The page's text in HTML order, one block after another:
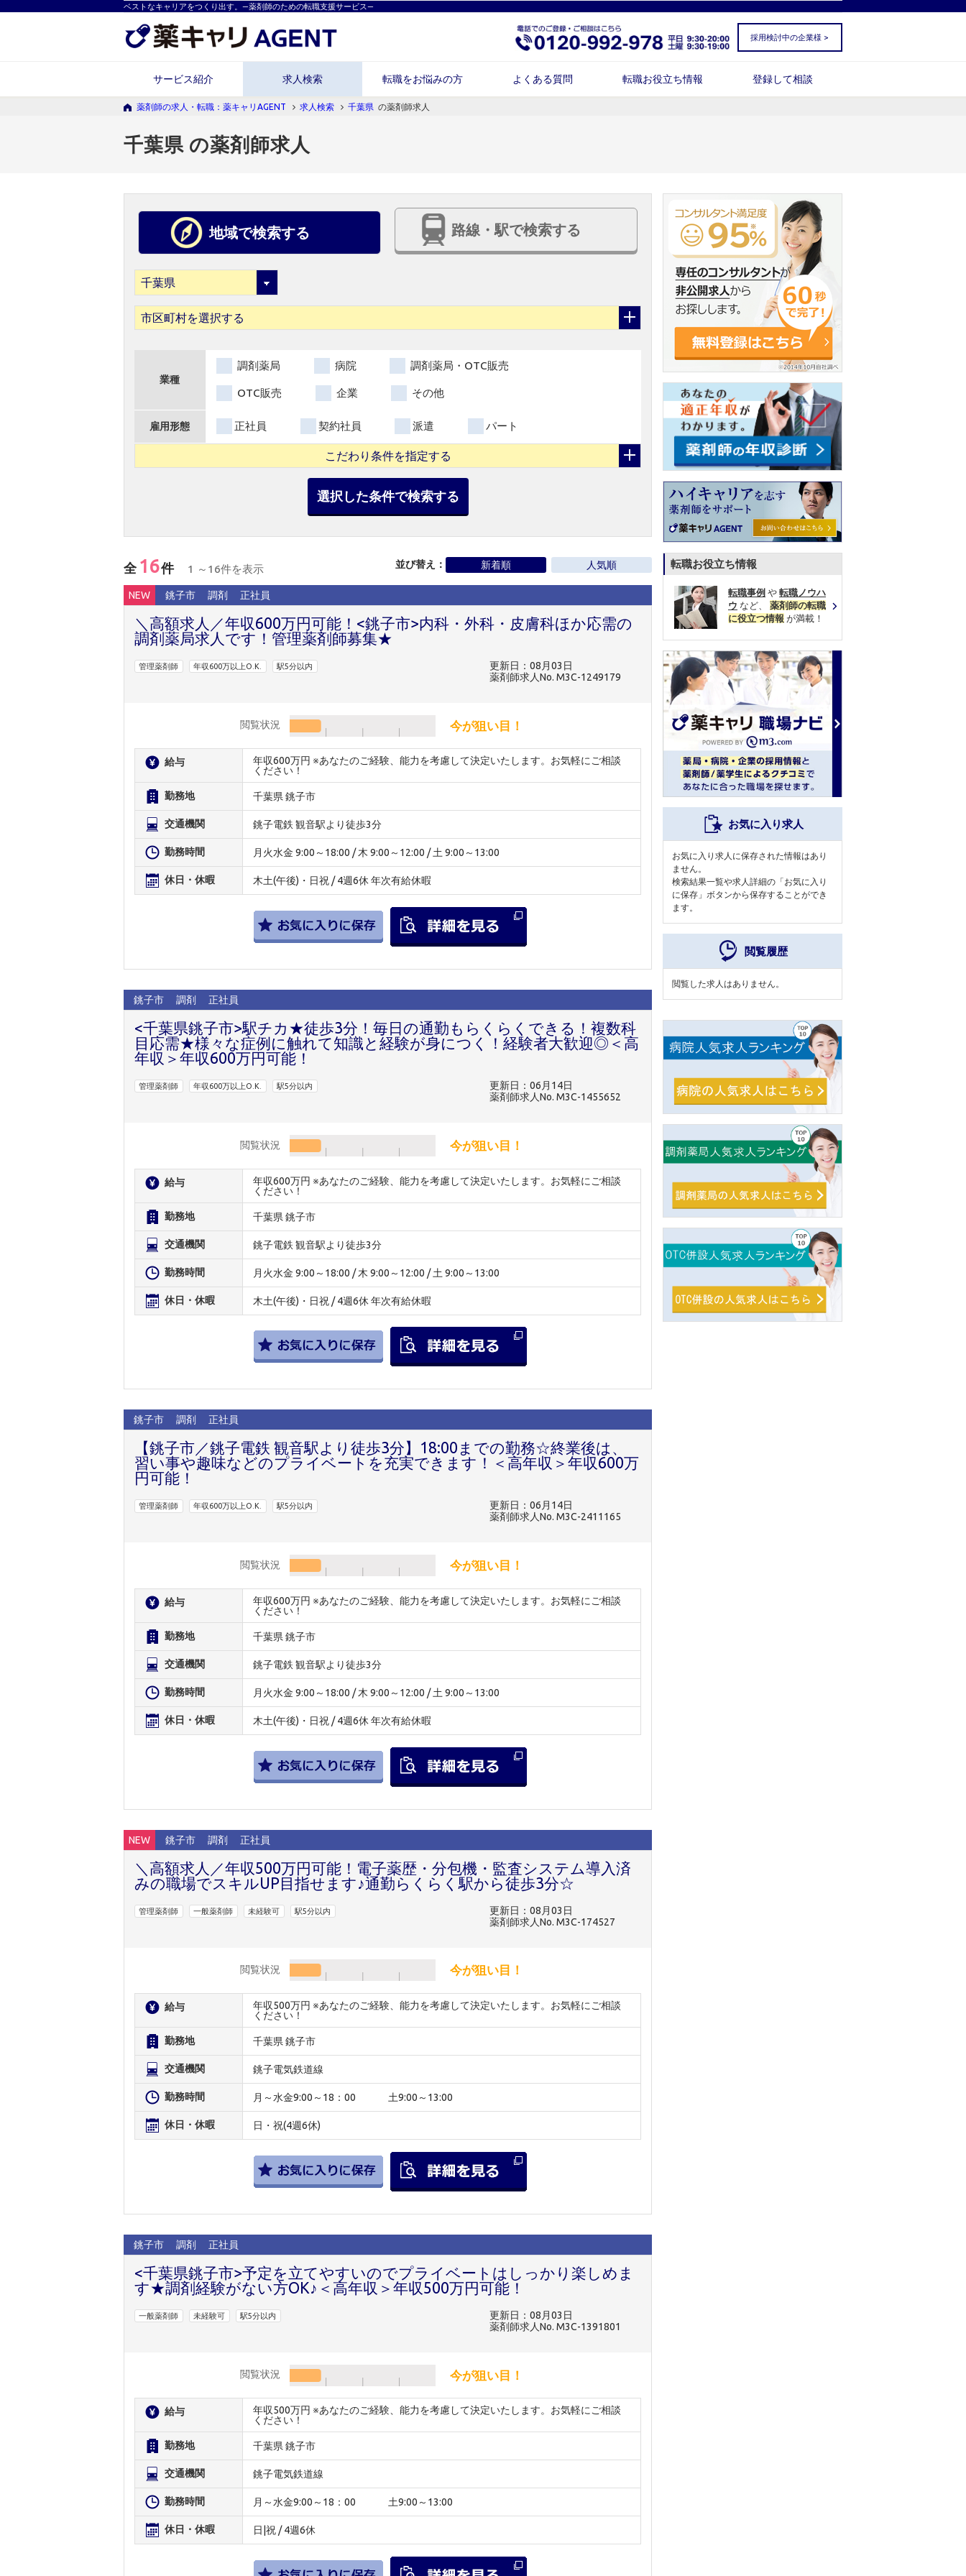
ベストなキャリアをつくり出す。―薬剤師のための転職支援サービス―
採用検討中の企業様 >
サービス紹介 求人検索 転職をお悩みの方 よくある質問 転職お役立ち情報 登録して相談
薬剤師の求人・転職：薬キャリAGENT 求人検索 千葉県 の薬剤師求人
千葉県 の薬剤師求人
地域で検索する 路線・駅で検索する
市区町村を選択する
業種
調剤薬局 病院 調剤薬局・OTC販売
OTC販売 企業 その他
雇用形態 正社員 契約社員 派遣 パート
こだわり条件を指定する
選択した条件で検索する
全 16件 1 ～16件を表示 並び替え： 新着順 人気順
NEW 銚子市 調剤 正社員
＼高額求人／年収600万円可能！<銚子市>内科・外科・皮膚科ほか応需の
調剤薬局求人です！管理薬剤師募集★
管理薬剤師 年収600万以上O.K. 駅5分以内
更新日：08月03日
薬剤師求人No. M3C-1249179
閲覧状況 今が狙い目！
給与
年収600万円 ※あなたのご経験、能力を考慮して決定いたします。お気軽にご相談
ください！
勤務地 千葉県 銚子市
交通機関 銚子電鉄 観音駅より徒歩3分
勤務時間 月火水金 9:00～18:00 / 木 9:00～12:00 / 土 9:00～13:00
休日・休暇 木土(午後)・日祝 / 4週6休 年次有給休暇
銚子市 調剤 正社員
<千葉県銚子市>駅チカ★徒歩3分！毎日の通勤もらくらくできる！複数科
目応需★様々な症例に触れて知識と経験が身につく！経験者大歓迎◎＜高
年収＞年収600万円可能！
管理薬剤師 年収600万以上O.K. 駅5分以内
更新日：06月14日
薬剤師求人No. M3C-1455652
閲覧状況 今が狙い目！
給与
年収600万円 ※あなたのご経験、能力を考慮して決定いたします。お気軽にご相談
ください！
勤務地 千葉県 銚子市
交通機関 銚子電鉄 観音駅より徒歩3分
勤務時間 月火水金 9:00～18:00 / 木 9:00～12:00 / 土 9:00～13:00
休日・休暇 木土(午後)・日祝 / 4週6休 年次有給休暇
銚子市 調剤 正社員
【銚子市／銚子電鉄 観音駅より徒歩3分】18:00までの勤務☆終業後は、
習い事や趣味などのプライベートを充実できます！＜高年収＞年収600万
円可能！
管理薬剤師 年収600万以上O.K. 駅5分以内
更新日：06月14日
薬剤師求人No. M3C-2411165
閲覧状況 今が狙い目！
給与
年収600万円 ※あなたのご経験、能力を考慮して決定いたします。お気軽にご相談
ください！
勤務地 千葉県 銚子市
交通機関 銚子電鉄 観音駅より徒歩3分
勤務時間 月火水金 9:00～18:00 / 木 9:00～12:00 / 土 9:00～13:00
休日・休暇 木土(午後)・日祝 / 4週6休 年次有給休暇
NEW 銚子市 調剤 正社員
＼高額求人／年収500万円可能！電子薬歴・分包機・監査システム導入済
みの職場でスキルUP目指せます♪通勤らくらく駅から徒歩3分☆
管理薬剤師 一般薬剤師 未経験可 駅5分以内
更新日：08月03日
薬剤師求人No. M3C-174527
閲覧状況 今が狙い目！
給与
年収500万円 ※あなたのご経験、能力を考慮して決定いたします。お気軽にご相談
ください！
勤務地 千葉県 銚子市
交通機関 銚子電気鉄道線
勤務時間 月～水金9:00～18：00 土9:00～13:00
休日・休暇 日・祝(4週6休)
銚子市 調剤 正社員
<千葉県銚子市>予定を立てやすいのでプライベートはしっかり楽しめま
す★調剤経験がない方OK♪＜高年収＞年収500万円可能！
一般薬剤師 未経験可 駅5分以内
更新日：08月03日
薬剤師求人No. M3C-1391801
閲覧状況 今が狙い目！
給与
年収500万円 ※あなたのご経験、能力を考慮して決定いたします。お気軽にご相談
ください！
勤務地 千葉県 銚子市
交通機関 銚子電気鉄道線
勤務時間 月～水金9:00～18：00 土9:00～13:00
休日・休暇 日|祝 / 4週6休
転職お役立ち情報
転職事例 や 転職ノウハ
ウ など、 薬剤師の転職
に役立つ情報 が満載！
お気に入り求人
お気に入り求人に保存された情報はあり
ません。
検索結果一覧や求人詳細の「お気に入り
に保存」ボタンから保存することができ
ます。
閲覧履歴
閲覧した求人はありません。